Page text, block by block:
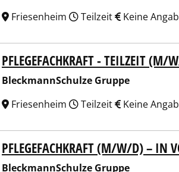
Friesenheim
Teilzeit Keine
Gruppe
PFLEGEFACHKRAFT - TEILZEIT
BleckmannSchulze Gruppe
Friesenheim
Teilzeit Keine
Gruppe
PFLEGEFACHKRAFT (M/W/D) – IN
BleckmannSchulze Gruppe